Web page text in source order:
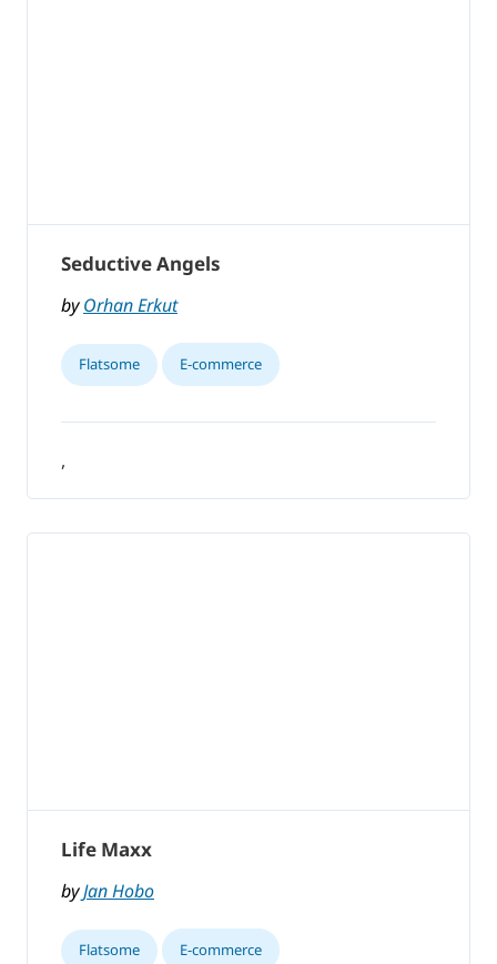
Seductive Angels
byOrhan Erkut
Flatsome E-commerce
,
Life Maxx
byJan Hobo
Flatsome E-commerce